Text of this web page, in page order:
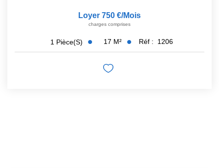
Loyer 750 €/mois
charges comprises
1 Pièce(s) 17 M² Réf : 1206